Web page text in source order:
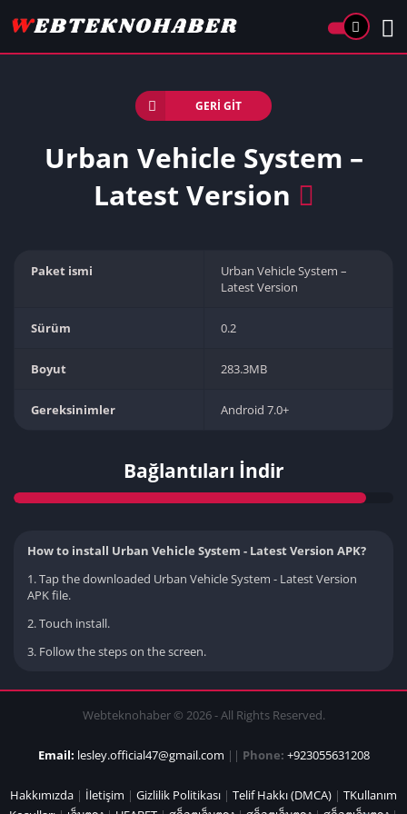
GERI GIT
Urban Vehicle System –
Latest Version
Paket ismi
Urban Vehicle System –
Latest Version
Sürüm 0.2
Boyut 283.3MB
Gereksinimler Android 7.0+
Bağlantıları İndir
How to install Urban Vehicle System - Latest Version APK?
1. Tap the downloaded Urban Vehicle System - Latest Version
APK file.
2. Touch install.
3. Follow the steps on the screen.
Webteknohaber © 2026 - All Rights Reserved.
Email: lesley.official47@gmail.com || Phone: +923055631208
Hakkımızda | İletişim | Gizlilik Politikası | Telif Hakkı (DMCA) | TKullanım